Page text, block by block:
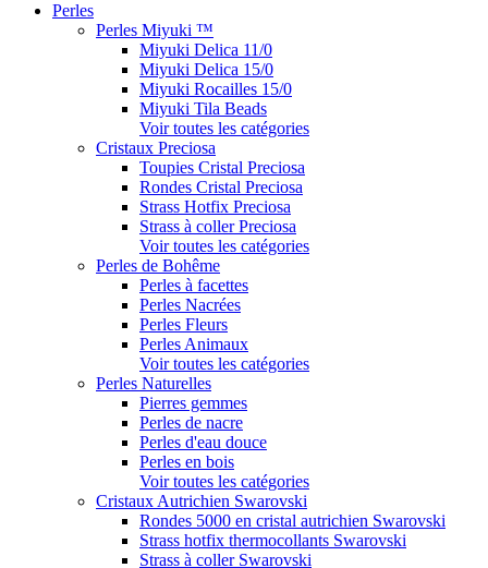
Perles
Perles Miyuki ™
Miyuki Delica 11/0
Miyuki Delica 15/0
Miyuki Rocailles 15/0
Miyuki Tila Beads
Voir toutes les catégories
Cristaux Preciosa
Toupies Cristal Preciosa
Rondes Cristal Preciosa
Strass Hotfix Preciosa
Strass à coller Preciosa
Voir toutes les catégories
Perles de Bohême
Perles à facettes
Perles Nacrées
Perles Fleurs
Perles Animaux
Voir toutes les catégories
Perles Naturelles
Pierres gemmes
Perles de nacre
Perles d'eau douce
Perles en bois
Voir toutes les catégories
Cristaux Autrichien Swarovski
Rondes 5000 en cristal autrichien Swarovski
Strass hotfix thermocollants Swarovski
Strass à coller Swarovski